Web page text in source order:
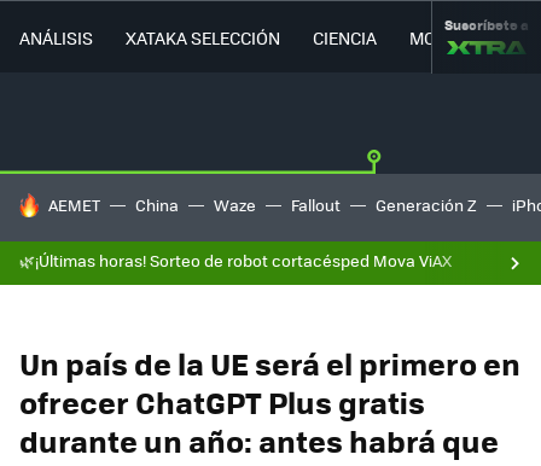
ANÁLISIS XATAKA SELECCIÓN CIENCIA MOVILIDAD
Suscríbete a
HOY SE HABLA DE
AEMET China Waze Fallout Generación Z
🌿¡Últimas horas! Sorteo de robot cortacésped Mova ViAX
Un país de la UE será el primero en
ofrecer ChatGPT Plus gratis
durante un año: antes habrá que